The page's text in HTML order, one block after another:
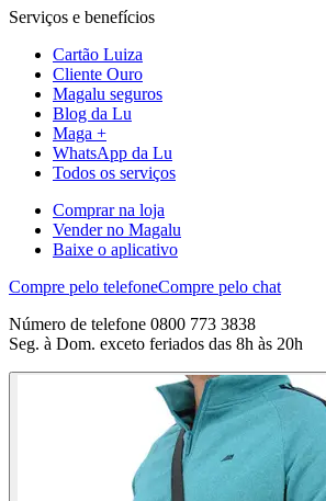
Serviços e benefícios
Cartão Luiza
Cliente Ouro
Magalu seguros
Blog da Lu
Maga +
WhatsApp da Lu
Todos os serviços
Comprar na loja
Vender no Magalu
Baixe o aplicativo
Compre pelo telefoneCompre pelo chat
Número de telefone 0800 773 3838
Seg. à Dom. exceto feriados das 8h às 20h